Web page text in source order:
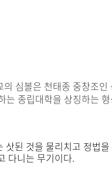
의 심볼은 천태종 중창조
는 종립대학을 상징하는
삿된 것을 물리치고 정법
다니는 무기이다.